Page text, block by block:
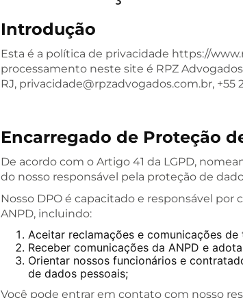
Introdução
Esta é a política de privacidade https://
processamento neste site é RPZ
RJ, privacidade@rpzadvogados.com.br, +55
Encarregado de Proteção
De acordo com o Artigo 41 da LGPD,
do nosso responsável pela proteção de
Nosso DPO é capacitado e responsável por
ANPD, incluindo:
Aceitar reclamações e comunicações
Receber comunicações da ANPD e
Orientar nossos funcionários e
de dados pessoais;
Você pode entrar em contato com nosso